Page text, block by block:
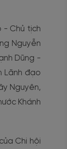
- Chủ tịch
Nguyễn
Dũng -
Lãnh đạo
Nguyên,
Khánh
Chi hội